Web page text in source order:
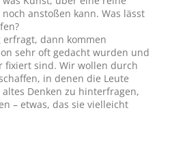
anstoßen kann. Was lässt
dann kommen
sehr oft gedacht wurden und
fixiert sind. Wir wollen durch
in denen die Leute
Denken zu hinterfragen,
– etwas, das sie vielleicht